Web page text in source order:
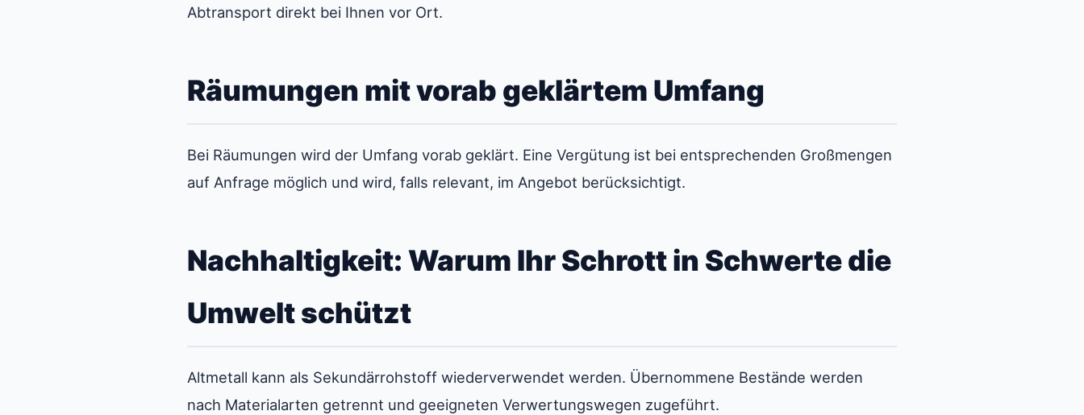
Abtransport direkt bei Ihnen vor Ort.
Räumungen mit vorab geklärtem Umfang
Bei Räumungen wird der Umfang vorab geklärt. Eine Vergütung ist bei entsprechenden Großmengen
auf Anfrage möglich und wird, falls relevant, im Angebot berücksichtigt.
Nachhaltigkeit: Warum Ihr Schrott in Schwerte die
Umwelt schützt
Altmetall kann als Sekundärrohstoff wiederverwendet werden. Übernommene Bestände werden
nach Materialarten getrennt und geeigneten Verwertungswegen zugeführt.